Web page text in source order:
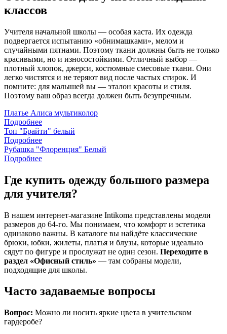
классов
Учителя начальной школы — особая каста. Их одежда
подвергается испытанию «обнимашками», мелом и
случайными пятнами. Поэтому ткани должны быть не только
красивыми, но и износостойкими. Отличный выбор —
плотный хлопок, джерси, костюмные смесовые ткани. Они
легко чистятся и не теряют вид после частых стирок. И
помните: для малышей вы — эталон красоты и стиля.
Поэтому ваш образ всегда должен быть безупречным.
Платье Алиса мультиколор
Подробнее
Топ "Брайти" белый
Подробнее
Рубашка "Флоренция" Белый
Подробнее
Где купить одежду большого размера
для учителя?
В нашем интернет-магазине Intikoma представлены модели
размеров до 64-го. Мы понимаем, что комфорт и эстетика
одинаково важны. В каталоге вы найдёте классические
брюки, юбки, жилеты, платья и блузы, которые идеально
сядут по фигуре и прослужат не один сезон. Переходите в
раздел «Офисный стиль» — там собраны модели,
подходящие для школы.
Часто задаваемые вопросы
Вопрос: Можно ли носить яркие цвета в учительском
гардеробе?